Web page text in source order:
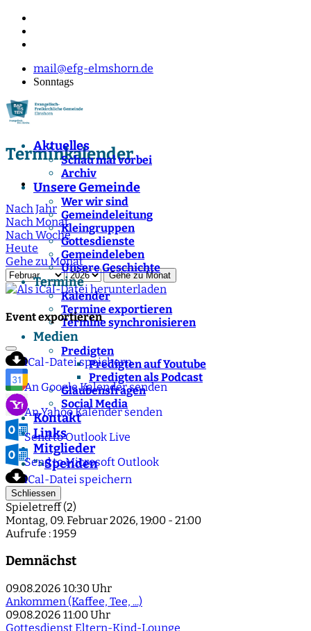
mail@efg-elmshorn.de
Sonntags
Aktuelles
Schau mal vorbei
Archiv
Unsere Gemeinde
Wer wir sind
Gemeindeleitung
Kleingruppen
Gottesdienste
Gemeindeleben
Unsere Geschichte
Termine
Kalender
Termine exportieren
Termine synchronisieren
Medien
Predigten
Predigten auf Youtube
Predigten als Podcast
Glaubensfragen
Social Media
Kontakt
Links
Mitglieder
">Spenden
Terminkalender
Nach Jahr
Nach Monat
Nach Woche
Heute
Gehe zu Monat
Gehe zu Monat
Event exportieren
iCal-Datei speichern
An Google Kalender senden
An Yahoo Kalender senden
Send to Outlook Live
Send to Microsoft Outlook
iCal-Datei speichern
Schliessen
Spieletreff (2)
Montag, 09. Februar 2026, 19:00 - 21:00
Aufrufe : 1959
Demnächst
09.08.2026 10:30 Uhr
Ankommen (Kaffee, Tee, ...)
09.08.2026 11:00 Uhr
Gottesdienst Eltern-Kind-Lounge